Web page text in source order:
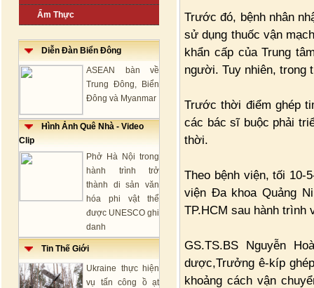
Ẩm Thực
Diễn Đàn Biển Đông
ASEAN bàn về
Trung Đông, Biển
Đông và Myanmar
Hình Ảnh Quê Nhà - Video
Clip
Phở Hà Nội trong
hành trình trở
thành di sản văn
hóa phi vật thể
được UNESCO ghi
danh
Tin Thế Giới
Ukraine thực hiện
vụ tấn công ồ ạt
Trước đó, bệnh nhân
sử dụng thuốc vận
khẩn cấp của Trung
người. Tuy nhiên, trong
Trước thời điểm ghép
các bác sĩ buộc phải
thời.
Theo bệnh viện, tối 10-
viện Đa khoa Quảng
TP.HCM sau hành trình
GS.TS.BS Nguyễn
dược,Trưởng ê-kíp
khoảng cách vận